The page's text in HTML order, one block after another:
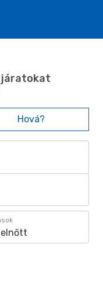
járatokat
Hová?